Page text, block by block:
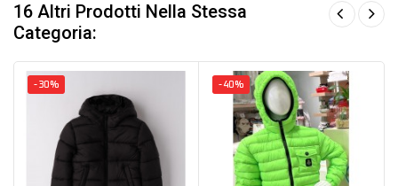
16 Altri Prodotti Nella Stessa
Categoria:
-30% -40%